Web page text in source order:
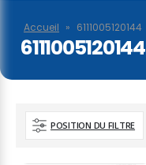
Accueil » 6111005120144
6111005120144
POSITION DU FILTRE